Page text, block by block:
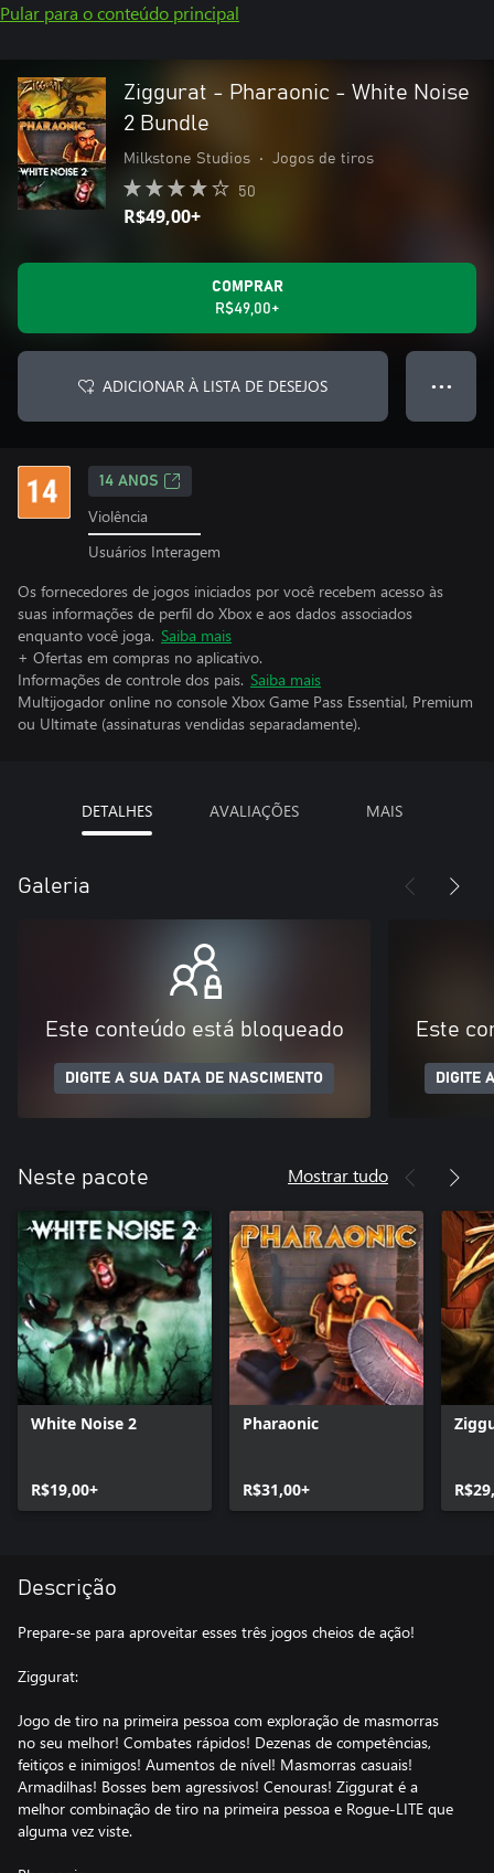
Pular para o conteúdo principal
Ziggurat - Pharaonic - White Noise
2 Bundle
Milkstone Studios • Jogos de tiros
50
R$49,00+
COMPRAR
R$49,00+
ADICIONAR À LISTA DE DESEJOS ● ● ●
14 ANOS
Violência
Usuários Interagem
Os fornecedores de jogos iniciados por você recebem acesso às
suas informações de perfil do Xbox e aos dados associados
enquanto você joga. Saiba mais
+ Ofertas em compras no aplicativo.
Informações de controle dos pais. Saiba mais
Multijogador online no console Xbox Game Pass Essential, Premium
ou Ultimate (assinaturas vendidas separadamente).
DETALHES AVALIAÇÕES MAIS
Galeria
Este conteúdo está bloqueado
DIGITE A SUA DATA DE NASCIMENTO
Este
DIGITE
Neste pacote Mostrar tudo
White Noise 2
R$19,00+
Pharaonic
R$31,00+
Descrição
Prepare-se para aproveitar esses três jogos cheios de ação!
Ziggurat:
Jogo de tiro na primeira pessoa com exploração de masmorras
no seu melhor! Combates rápidos! Dezenas de competências,
feitiços e inimigos! Aumentos de nível! Masmorras casuais!
Armadilhas! Bosses bem agressivos! Cenouras! Ziggurat é a
melhor combinação de tiro na primeira pessoa e Rogue-LITE que
alguma vez viste.